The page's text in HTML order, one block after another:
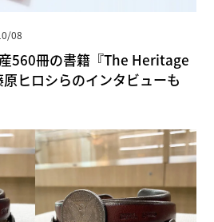
08
560冊の書籍『The Heritage
ヒロシらのインタビューも